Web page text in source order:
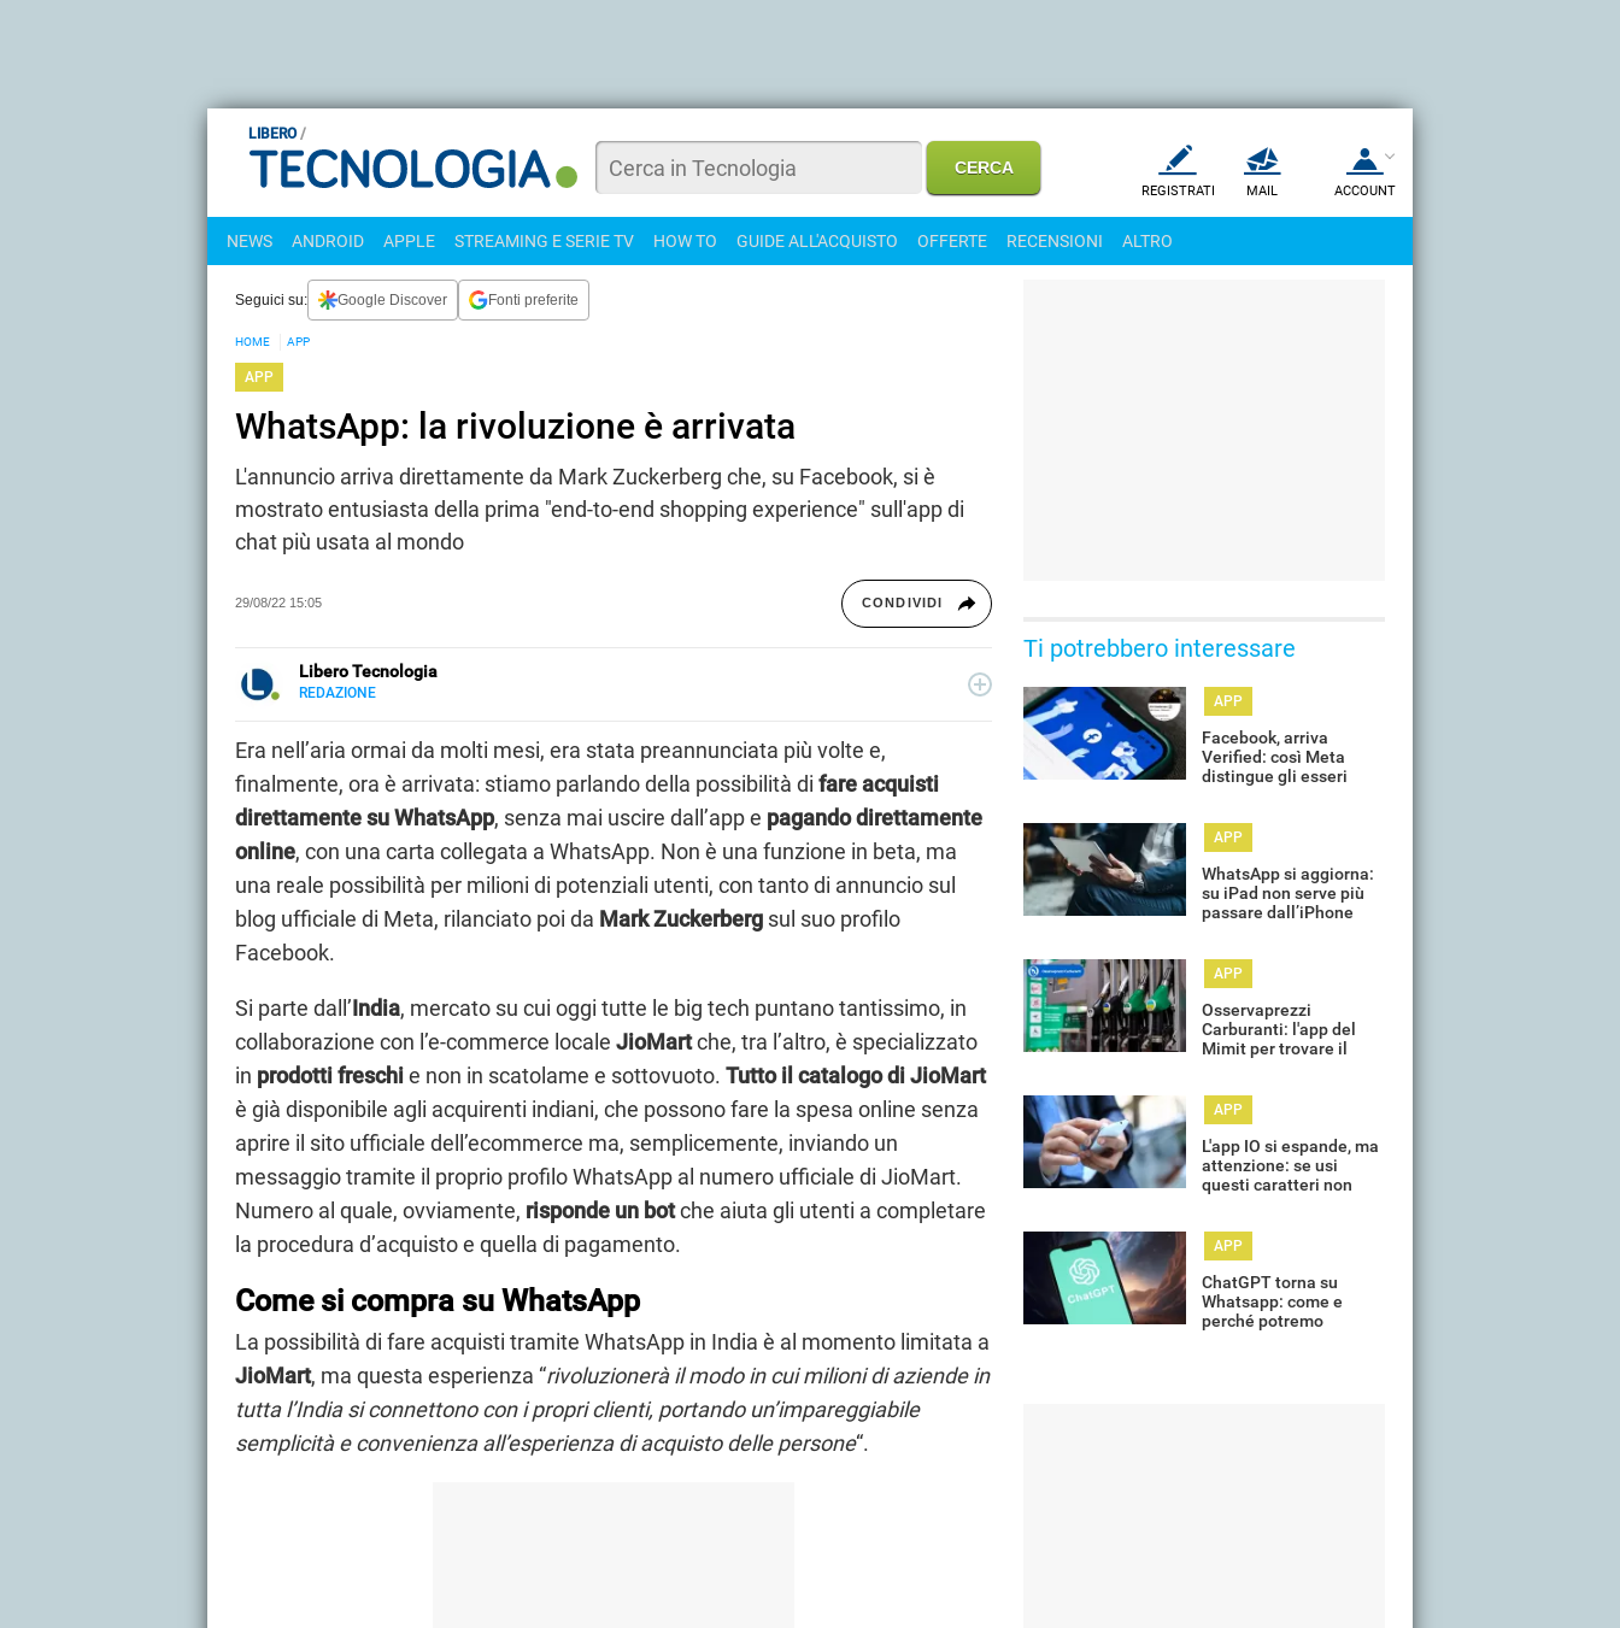
LIBERO
REGISTRATI MAIL ACCOUNT
NEWS ANDROID APPLE STREAMING E SERIE TV HOW TO GUIDE ALL'ACQUISTO OFFERTE RECENSIONI ALTRO
Seguici su: Google Discover Fonti preferite
HOME APP
APP
WhatsApp: la rivoluzione è arrivata
L'annuncio arriva direttamente da Mark Zuckerberg che, su Facebook, si è
mostrato entusiasta della prima "end-to-end shopping experience" sull'app di
chat più usata al mondo
29/08/22 15:05 CONDIVIDI
Libero Tecnologia
REDAZIONE
PMI e professionisti. Qui trovate i nostri articoli sul mondo Android e Apple, app e social,
audio e video, smartphone e wearable, domotica e gadget.
Era nell’aria ormai da molti mesi, era stata preannunciata più volte e,
finalmente, ora è arrivata: stiamo parlando della possibilità di fare acquisti
direttamente su WhatsApp, senza mai uscire dall’app e pagando direttamente
online, con una carta collegata a WhatsApp. Non è una funzione in beta, ma
una reale possibilità per milioni di potenziali utenti, con tanto di annuncio sul
blog ufficiale di Meta, rilanciato poi da Mark Zuckerberg sul suo profilo
Facebook.
Si parte dall’India, mercato su cui oggi tutte le big tech puntano tantissimo, in
collaborazione con l’e-commerce locale JioMartche, tra l’altro, è specializzato
in prodotti freschie non in scatolame e sottovuoto. Tutto il catalogo di JioMart
è già disponibile agli acquirenti indiani, che possono fare la spesa online senza
aprire il sito ufficiale dell’ecommerce ma, semplicemente, inviando un
messaggio tramite il proprio profilo WhatsApp al numero ufficiale di JioMart.
Numero al quale, ovviamente, risponde un botche aiuta gli utenti a completare
la procedura d’acquisto e quella di pagamento.
Come si compra su WhatsApp
La possibilità di fare acquisti tramite WhatsApp in India è al momento limitata a
JioMart, ma questa esperienza “rivoluzionerà il modo in cui milioni di aziende in
tutta l’India si connettono con i propri clienti, portando un’impareggiabile
semplicità e convenienza all’esperienza di acquisto delle persone“.
Ti potrebbero interessare
APP
Facebook, arriva
Verified: così Meta
distingue gli esseri
APP
WhatsApp si aggiorna:
su iPad non serve più
passare dall’iPhone
APP
Osservaprezzi
Carburanti: l'app del
Mimit per trovare il
APP
L'app IO si espande, ma
attenzione: se usi
questi caratteri non
APP
ChatGPT torna su
Whatsapp: come e
perché potremo